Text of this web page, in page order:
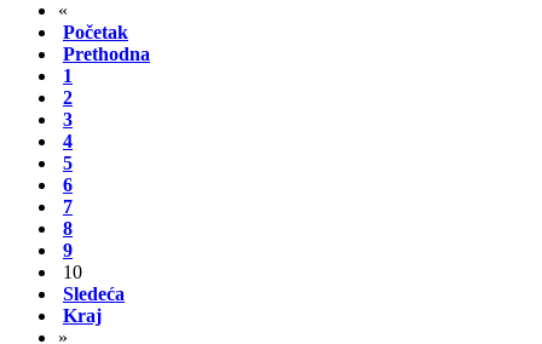
«
Početak
Prethodna
1
2
3
4
5
6
7
8
9
10
Sledeća
Kraj
»